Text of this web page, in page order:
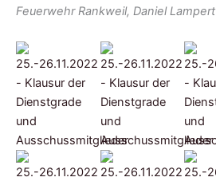
Feuerwehr Rankweil, Daniel Lampert